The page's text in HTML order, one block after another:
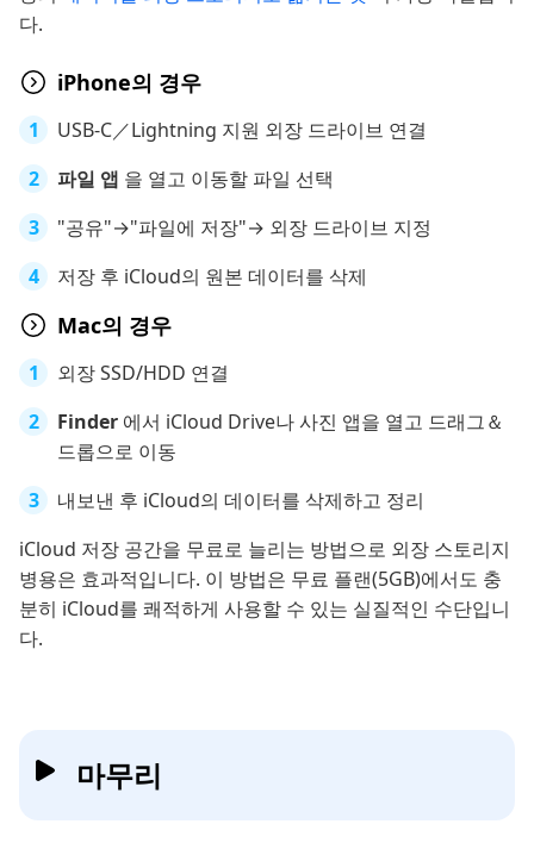
다.
iPhone의 경우
USB-C／Lightning 지원 외장 드라이브 연결
파일 앱 을 열고 이동할 파일 선택
"공유"→"파일에 저장"→ 외장 드라이브 지정
저장 후 iCloud의 원본 데이터를 삭제
Mac의 경우
외장 SSD/HDD 연결
Finder 에서 iCloud Drive나 사진 앱을 열고 드래그＆
드롭으로 이동
내보낸 후 iCloud의 데이터를 삭제하고 정리
iCloud 저장 공간을 무료로 늘리는 방법으로 외장 스토리지
병용은 효과적입니다. 이 방법은 무료 플랜(5GB)에서도 충
분히 iCloud를 쾌적하게 사용할 수 있는 실질적인 수단입니
다.
마무리